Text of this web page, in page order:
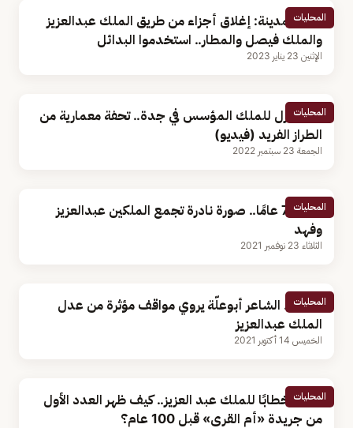
المحليات
مرور المدينة: إغلاق أجزاء من طريق الملك عبدالعزيز
والملك فيصل والمطار.. استخدموا البدائل
الإثنين 23 يناير 2023
المحليات
أول منزل للملك المؤسس في جدة.. تحفة معمارية من
الطراز الفريد (فيديو)
الجمعة 23 سبتمبر 2022
المحليات
قبل 75 عامًا.. صورة نادرة تجمع الملكين عبدالعزيز
وفهد
الثلاثاء 23 نوفمبر 2021
المحليات
شاهد.. الشاعر أبوعلّة يروي مواقف مؤثرة من عدل
الملك عبدالعزيز
الخميس 14 أكتوبر 2021
المحليات
شمل خطابًا للملك عبد العزيز.. كيف ظهر العدد الأول
من جريدة «أم القرى» قبل 100 عام؟